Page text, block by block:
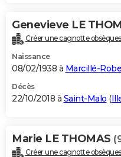
Genevieve LE
Créer une cagnotte obsèques
Naissance
08/02/1938 à Marcillé-
Décès
22/10/2018 à Saint-Malo (
Marie LE THOMAS
Créer une cagnotte obsèques